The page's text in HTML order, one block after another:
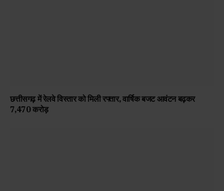
छत्तीसगढ़ में रेलवे विस्तार को मिली रफ्तार, वार्षिक बजट आवंटन बढ़कर
₹7,470 करोड़